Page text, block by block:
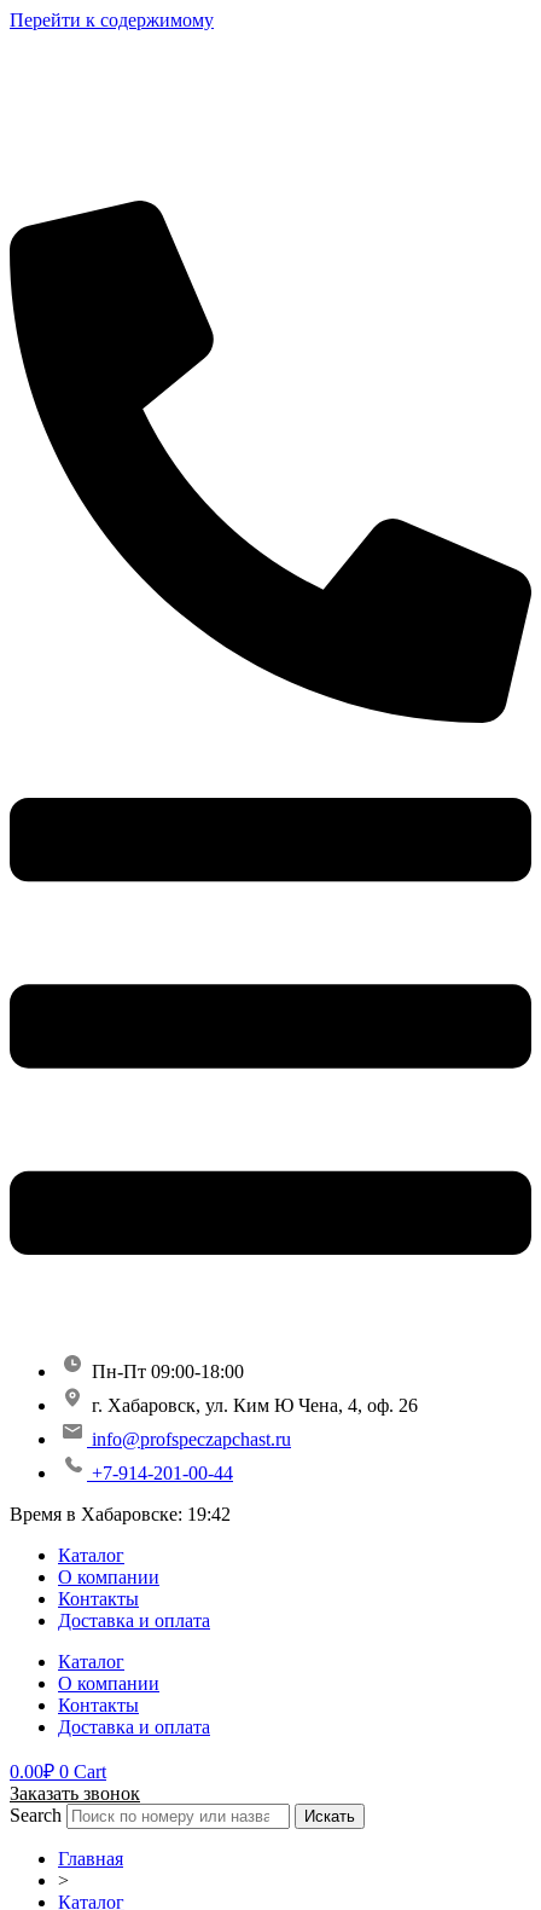
Перейти к содержимому
Пн-Пт 09:00-18:00
г. Хабаровск, ул. Ким Ю Чена, 4, оф. 26
info@profspeczapchast.ru
+7-914-201-00-44
Время в Хабаровске: 19:42
Каталог
О компании
Контакты
Доставка и оплата
Каталог
О компании
Контакты
Доставка и оплата
0.00₽ 0 Cart
Заказать звонок
Search
Искать
Главная
>
Каталог